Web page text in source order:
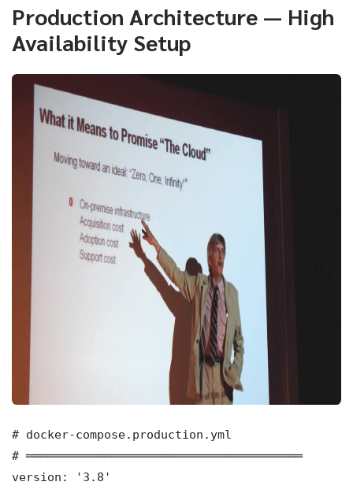
Production Architecture — High
Availability Setup
# docker-compose.production.yml
# ═══════════════════════════════════════
version: '3.8'